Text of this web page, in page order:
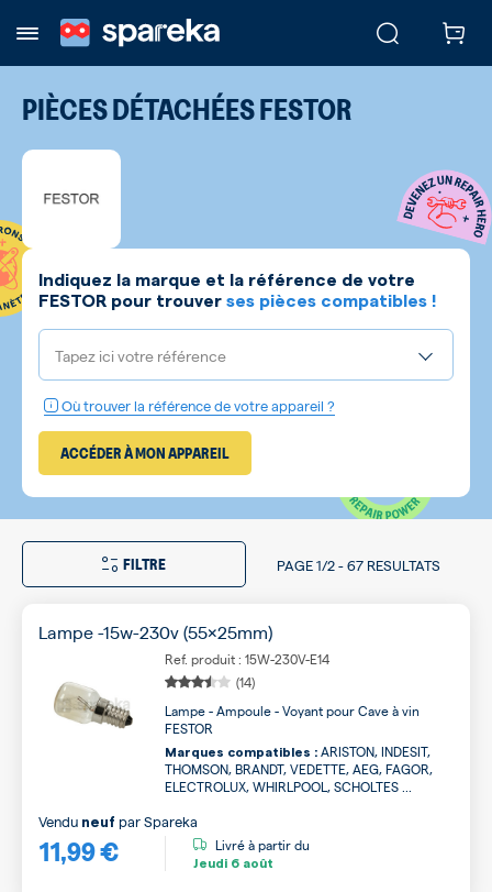
PIÈCES DÉTACHÉESFESTOR
Indiquez la marque et la référence de votre
FESTOR pour trouver ses pièces compatibles !
Tapez ici votre référence
Où trouver la référence de votre appareil ?
ACCÉDER À MON APPAREIL
FILTRE PAGE 1/2-67 RESULTATS
Lampe -15w-230v (55x25mm)
Ref. produit : 15W-230V-E14
(14)
Lampe - Ampoule - Voyant pour Cave à vin
FESTOR
Marques compatibles : ARISTON, INDESIT,
THOMSON, BRANDT, VEDETTE, AEG, FAGOR,
ELECTROLUX, WHIRLPOOL, SCHOLTES ...
11,99 €
Vendu neuf parSpareka
Livré à partir du
Jeudi 6 août